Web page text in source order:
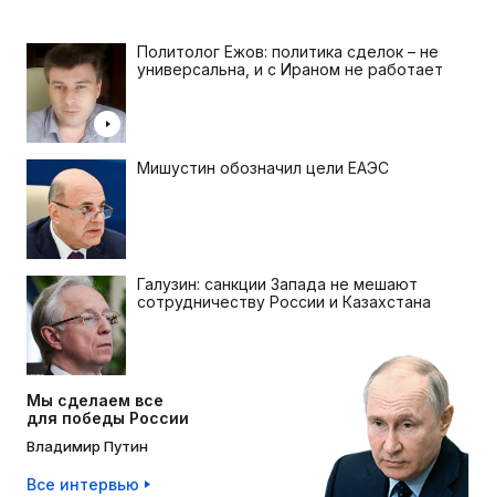
Политолог Ежов: политика сделок – не
универсальна, и с Ираном не работает
Мишустин обозначил цели ЕАЭС
Галузин: санкции Запада не мешают
сотрудничеству России и Казахстана
Мы сделаем все
для победы России
Владимир Путин
Все интервью